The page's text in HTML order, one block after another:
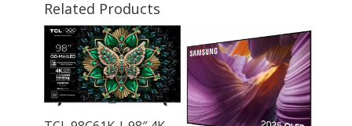
Related Products